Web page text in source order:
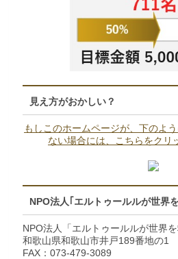
見え方がおかしい？
もしこのホームページが、下のよ
ない場合には、こちらをクリ
NPO法人｢エルトゥールルが世界
NPO法人「エルトゥールルが世界
和歌山県和歌山市井戸189番地の1
FAX：073-479-3089